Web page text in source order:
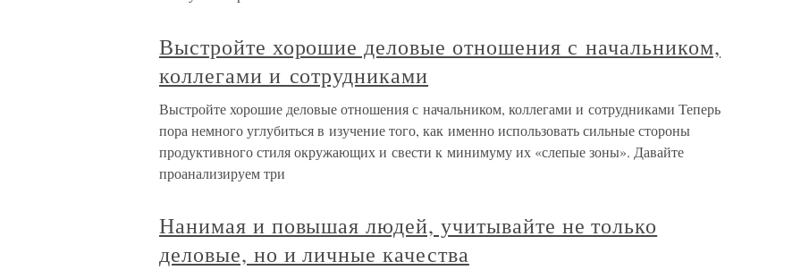
Выстройте хорошие деловые отношения с начальником,
коллегами и сотрудниками
Выстройте хорошие деловые отношения с начальником, коллегами и сотрудниками Теперь
пора немного углубиться в изучение того, как именно использовать сильные стороны
продуктивного стиля окружающих и свести к минимуму их «слепые зоны». Давайте
проанализируем три
Нанимая и повышая людей, учитывайте не только
деловые, но и личные качества